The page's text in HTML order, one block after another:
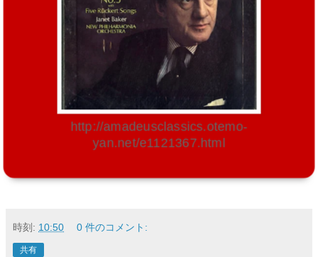
http://amadeusclassics.otemo-
yan.net/e1121367.html
時刻: 10:50 0 件のコメント:
共有